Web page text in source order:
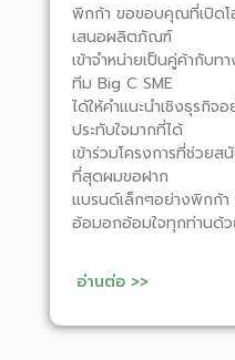
พิกก้า ขอขอบคุณที่เปิดโอ
เสนอผลิตภัณฑ์
เข้าจำหน่ายเป็นคู่ค้ากับท
ทีม Big C SME
ได้ให้คำแนะนำเชิงธุรกิจ
ประทับใจมากที่ได้
เข้าร่วมโครงการที่ช่วย
ที่สุดผมขอฝาก
แบรนด์เล็กๆอย่างพิกก้า
อ้อมอกอ้อมใจทุกท่านด้ว
อ่านต่อ >>